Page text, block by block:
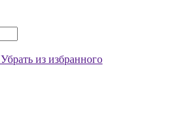
Убрать из избранного